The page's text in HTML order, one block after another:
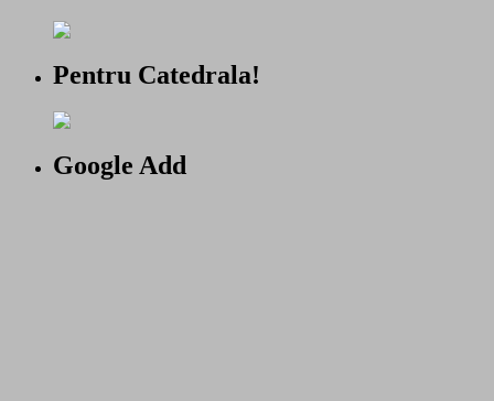
Pentru Catedrala!
Google Add